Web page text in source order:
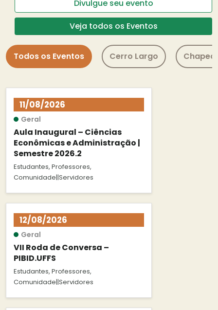
Divulgue seu evento
Veja todos os Eventos
Todos os Eventos Cerro Largo
11/08/2026
Geral
Aula Inaugural – Ciências
Econômicas e Administração |
Semestre 2026.2
Estudantes, Professores,
Comunidade||Servidores
12/08/2026
Geral
VII Roda de Conversa –
PIBID.UFFS
Estudantes, Professores,
Comunidade||Servidores